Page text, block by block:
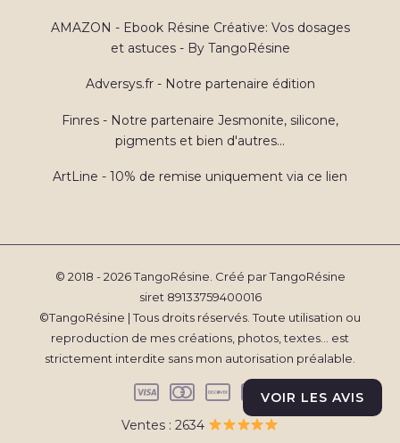
AMAZON - Ebook Résine Créative: Vos dosages
et astuces - By TangoRésine
Adversys.fr - Notre partenaire édition
Finres - Notre partenaire Jesmonite, silicone,
pigments et bien d'autres...
ArtLine - 10% de remise uniquement via ce lien
© 2018 - 2026 TangoRésine. Créé par TangoRésine
siret 89133759400016
©TangoRésine | Tous droits réservés. Toute utilisation ou
reproduction de mes créations, photos, textes... est
strictement interdite sans mon autorisation préalable.
Ventes : 2634
VOIR LES AVIS